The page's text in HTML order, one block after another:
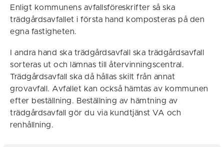
Enligt kommunens avfallsföreskrifter så ska
trädgårdsavfallet i första hand komposteras på den
egna fastigheten.
I andra hand ska trädgårdsavfall ska trädgårdsavfall
sorteras ut och lämnas till återvinningscentral.
Trädgårdsavfall ska då hållas skilt från annat
grovavfall. Avfallet kan också hämtas av kommunen
efter beställning. Beställning av hämtning av
trädgårdsavfall gör du via kundtjänst VA och
renhållning.